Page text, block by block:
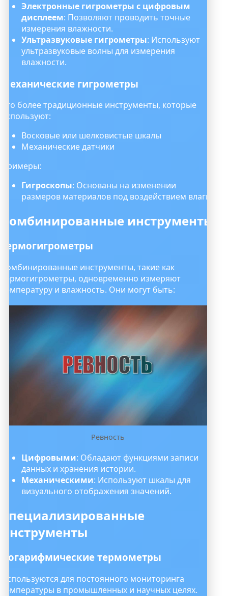
Электронные гигрометры с цифровым
дисплеем: Позволяют проводить точные
измерения влажности.
Ультразвуковые гигрометры: Используют
ультразвуковые волны для измерения
влажности.
Механические гигрометры
Это более традиционные инструменты, которые
используют:
Восковые или шелковистые шкалы
Механические датчики
Примеры:
Гигроскопы: Основаны на изменении
размеров материалов под воздействием влаги.
Комбинированные инструменты
Термогигрометры
Комбинированные инструменты, такие как
термогигрометры, одновременно измеряют
температуру и влажность. Они могут быть:
Ревность
Цифровыми: Обладают функциями записи
данных и хранения истории.
Механическими: Используют шкалы для
визуального отображения значений.
Специализированные
инструменты
Логарифмические термометры
Используются для постоянного мониторинга
температуры в промышленных и научных целях.